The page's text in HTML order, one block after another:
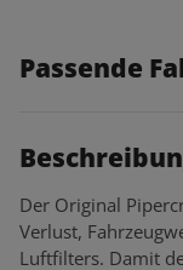
Passende
Der Original
Verlust,
Luftfilters. Damit